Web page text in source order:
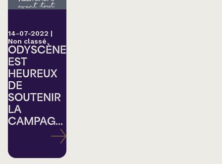
14-07-2022 |
Non classé
ODYSCÈNE
EST
HEUREUX
DE
SOUTENIR
LA
CAMPAG...